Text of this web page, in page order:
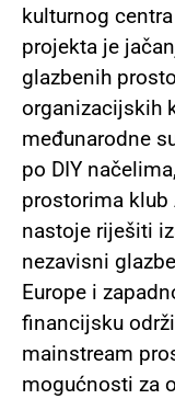
kulturnog
projekta je
glazbenih
organizacijskih
međunarodne
po DIY
prostorima klub
nastoje riješiti
nezavisni
Europe i
financijsku
mainstream
mogućnosti za